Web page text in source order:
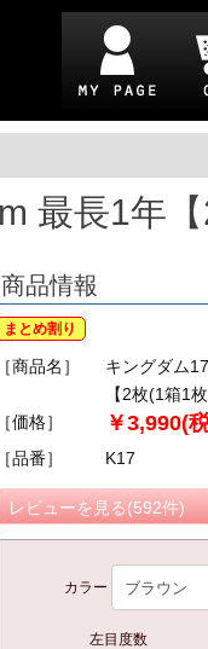
最長1年
商品情報
まとめ割り
［商品名］
キングダム
【2枚(1箱1
［価格］
￥3,990(
［品番］ K17
レビューを見る(592件)
カラー
左目度数